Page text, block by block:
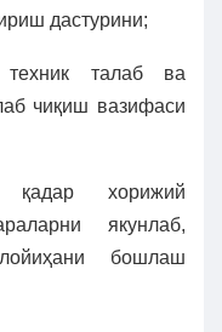
дастурини;
талаб ва
чиқиш вазифаси
қадар хорижий
якунлаб,
бошлаш